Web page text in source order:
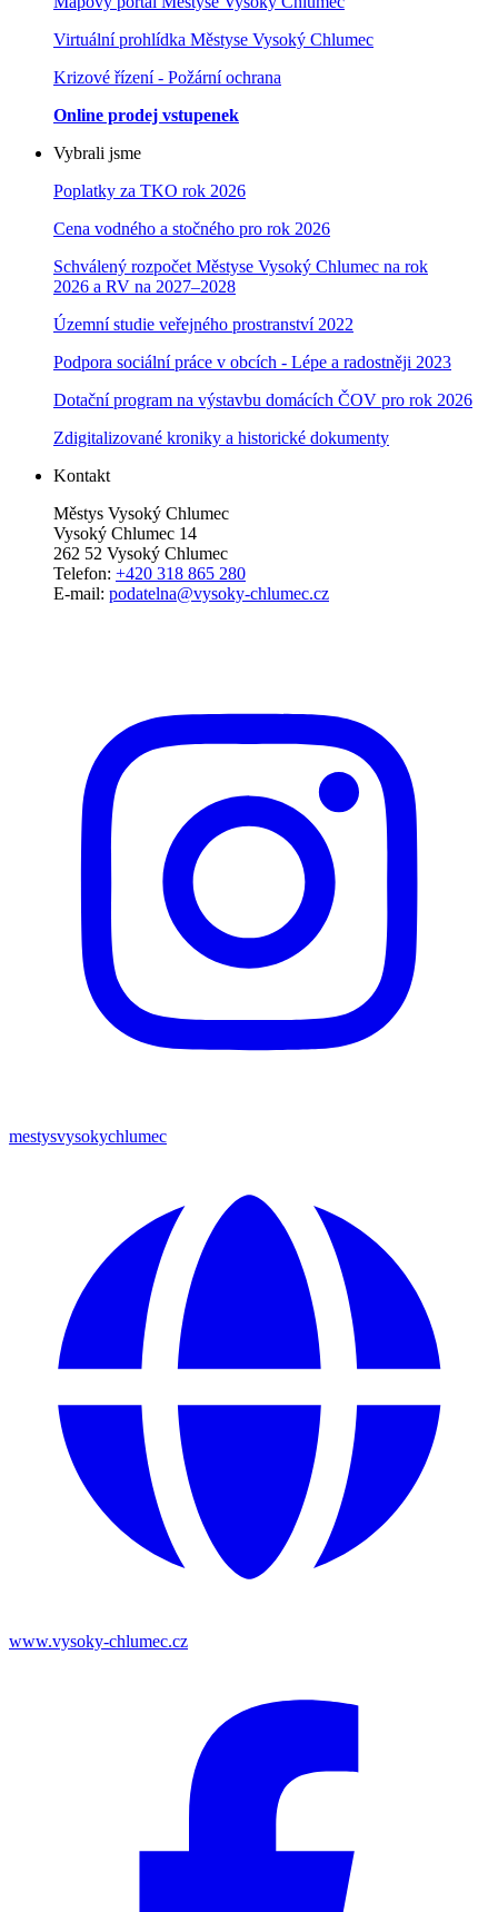
Virtuální prohlídka Městyse Vysoký Chlumec
Krizové řízení - Požární ochrana
Online prodej vstupenek
Vybrali jsme
Poplatky za TKO rok 2026
Cena vodného a stočného pro rok 2026
Schválený rozpočet Městyse Vysoký Chlumec na rok
2026 a RV na 2027–2028
Územní studie veřejného prostranství 2022
Podpora sociální práce v obcích - Lépe a radostněji 2023
Dotační program na výstavbu domácích ČOV pro rok 2026
Zdigitalizované kroniky a historické dokumenty
Kontakt
Městys Vysoký Chlumec
Vysoký Chlumec 14
262 52 Vysoký Chlumec
Telefon: +420 318 865 280
E-mail: podatelna@vysoky-chlumec.cz
mestysvysokychlumec
www.vysoky-chlumec.cz